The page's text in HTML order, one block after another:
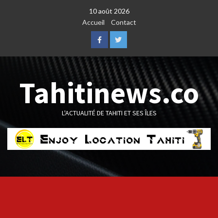
10 août 2026
Accueil
Contact
FacebookTwitter
Tahitinews.co
L'ACTUALITÉ DE TAHITI ET SES ÎLES